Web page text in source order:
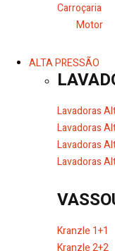
Carroçaria
Motor
ALTA PRESSÃO
Lavadoras
Lavadoras
Lavadoras
Lavadoras
Kranzle 1+1
Kranzle 2+2